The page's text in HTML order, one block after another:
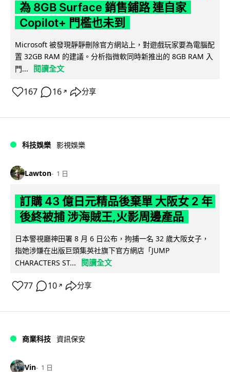
為 8GB Surface 銷售鋪路 連自家
Copilot+ 門檻也未到
Microsoft 被發現靜靜刪除官方網站上，對遊戲玩家要為電腦配
置 32GB RAM 的建議。分析指微軟同時新推出的 8GB RAM 入
門...
閱讀全文
167 16 ↗ 分享
科技娛樂 影視娛樂
Lawton 1 日
訂購 43 億日元精品後棄單 大阪女 2 年
後終被捕 涉海賊王,火影周邊產品
日本警視廳神田署 8 月 6 日公布，拘捕一名 32 歲大阪女子，
指她涉嫌在出版巨頭集英社旗下官方網店「JUMP
CHARACTERS ST...
閱讀全文
77 10 ↗ 分享
商業科技 資訊保安
Vin 1 日